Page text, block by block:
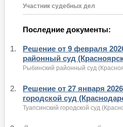
Участник судебных дел
Последние документы:
1.
Решение от 9 февраля
районный суд
Рыбинский районный суд
2.
Решение от 27 января
городской суд
Туапсинский городской суд